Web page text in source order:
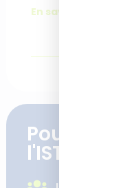
En savoir plus.
Pourquoi
l'ISTF